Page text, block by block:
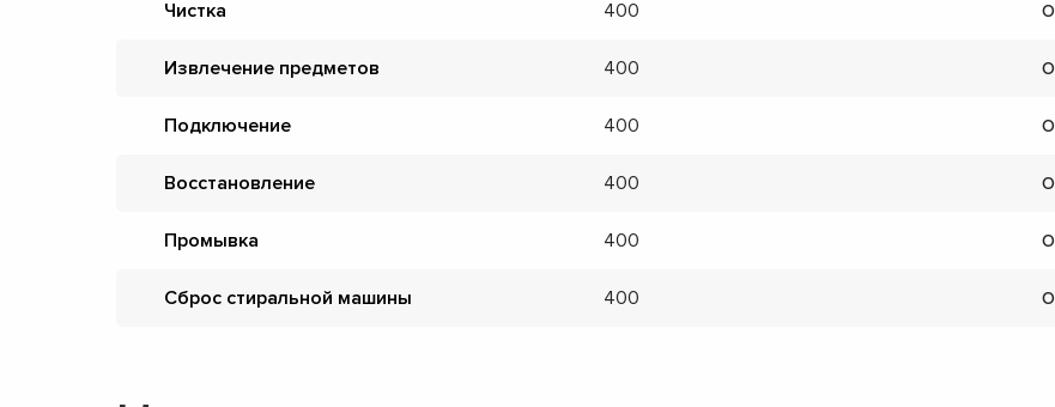
Чистка 400
Извлечение предметов 400
Подключение 400
Восстановление 400
Промывка 400
Сброс стиральной машины 400